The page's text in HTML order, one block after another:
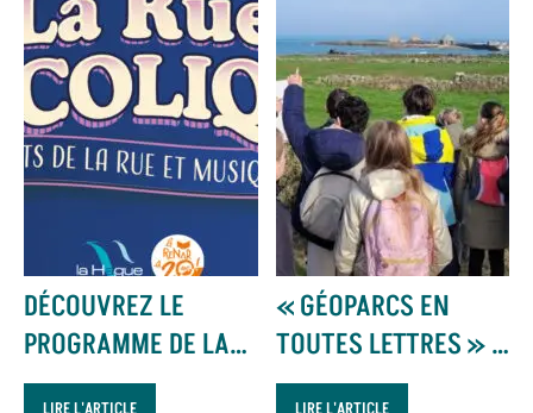
DÉCOUVREZ LE
PROGRAMME DE LA
RUE BUCOLIQUE
« GÉOPARCS EN
TOUTES LETTRES » :
UN PROJET ÉDUCATIF